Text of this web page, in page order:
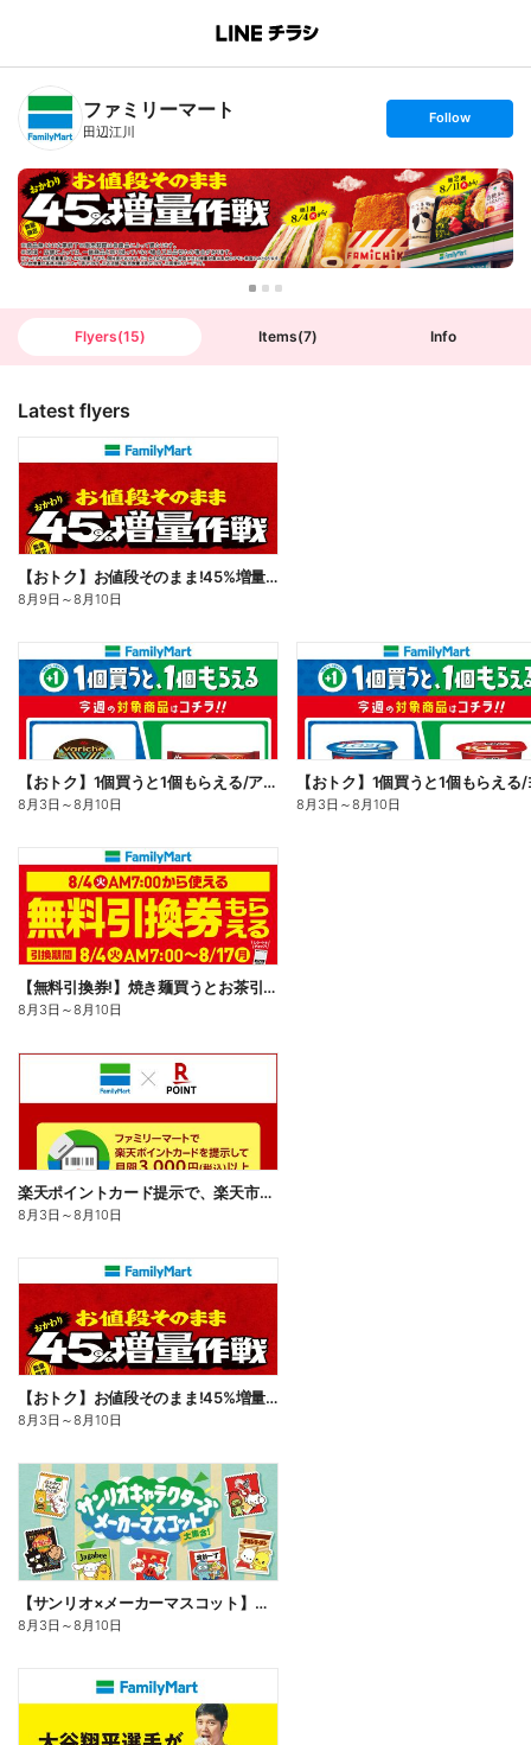
B
n
T
ファミリーマート
田辺江川
s
t
o
l
l
o
w
Follow
Flyers(15) Items(7) Info
Latest flyers
【おトク】お値段そのまま!45%増量作戦!
8月9日 ～8月10日
【おトク】1個買うと1個もらえる/アイス
8月3日 ～8月10日 8月3日 ～8月10日
【無料引換券!】焼き麺買うとお茶引換券貰える!
8月3日 ～8月10日
楽天ポイントカード提示で、楽天市場でのお買い物がおトクに!
8月3日 ～8月10日
【おトク】お値段そのまま!45%増量作戦!
8月3日 ～8月10日
【サンリオ×メーカーマスコット】オリジナルグッズ貰える!
8月3日 ～8月10日